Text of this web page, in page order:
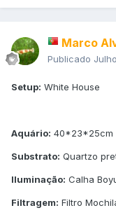
Marco
Publicado
Setup: White House
Aquário: 40*23*25cm
Substrato: Quartzo
Iluminação: Calha
Filtragem: Filtro